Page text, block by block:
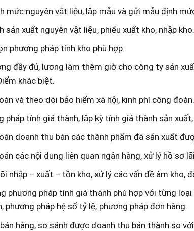
mức nguyên vật liệu, lập mẫu và gửi mẫu định
sản xuất nguyên vật liệu, phiếu xuất kho, nhập
phương pháp tính kho phù hợp.
đầy đủ, lương làm thêm giờ cho công ty sản
khác biệt.
và theo dõi bảo hiểm xã hội, kinh phí công đoàn.
pháp tính giá thành, lập kỳ tính giá thành sản
doanh thu bán các thành phẩm đã sản xuất
các nội dung liên quan ngân hàng, xử lý hồ sơ
nhập – xuất – tồn kho, xử lý các vấn đề âm kho,
phương pháp tính giá thành phù hợp với từng
phương pháp hệ số tỷ lệ, phương pháp đơn hàng.
hàng, so sánh được doanh thu bán thành so